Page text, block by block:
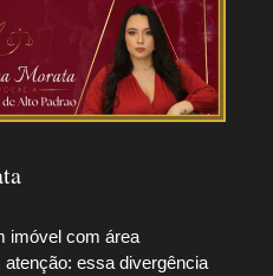
imóvel com área
essa divergência